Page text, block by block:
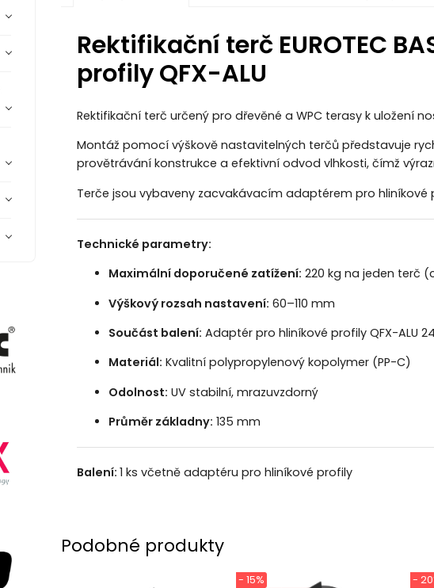
Rektifikační terč EUROTEC
profily QFX-ALU
Rektifikační terč určený pro dřevěné a WPC terasy k uložení
Montáž pomocí výškově nastavitelných terčů představuje
provětrávání konstrukce a efektivní odvod vlhkosti, čímž
Terče jsou vybaveny zacvakávacím adaptérem pro hliníkové
Technické parametry:
Maximální doporučené zatížení: 220 kg na jeden terč
Výškový rozsah nastavení: 60–110 mm
Součást balení: Adaptér pro hliníkové profily QFX-ALU
Materiál: Kvalitní polypropylenový kopolymer (PP-C)
Odolnost: UV stabilní, mrazuvzdorný
Průměr základny: 135 mm
Balení: 1 ks včetně adaptéru pro hliníkové profily
Podobné produkty
- 15% -